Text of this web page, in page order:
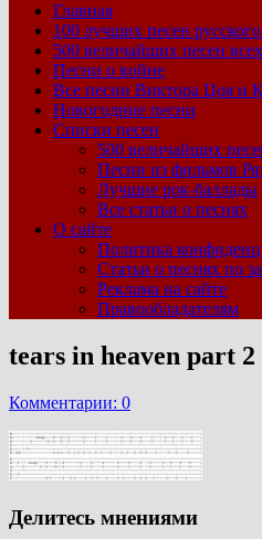
Главная
100 лучших песен
500 величайших песен
Песни о войне
Все песни Виктора Цоя
Новогодние песни
Списки песен
500 величайших
Песни из фильмов
Лучшие рок-баллады
Все статьи о песнях
О сайте
Политика
Статьи о песнях по
Реклама на сайте
Правообладателям
tears in heaven part 2
Комментарии: 0
Делитесь мнениями